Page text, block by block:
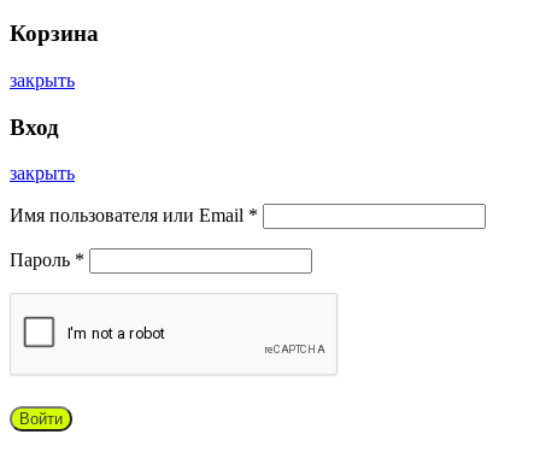
Корзина
закрыть
Вход
закрыть
Имя пользователя или Email *
Пароль *
Войти